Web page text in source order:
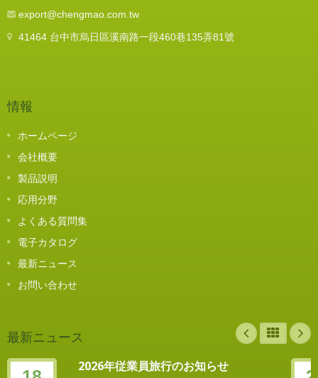
export@chengmao.com.tw
41464 台中市烏日區溪南路一段460巷135弄81號
情報
ホームページ
会社概要
製品説明
応用分野
よくある質問集
電子カタログ
最新ニュース
お問い合わせ
最新ニュース
2026年従業員旅行のお知らせ